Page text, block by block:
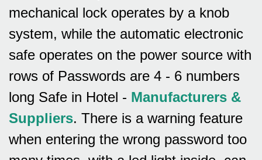
mechanical lock operates by a knob
system, while the automatic electronic
safe operates on the power source with
rows of Passwords are 4 - 6 numbers
long Safe in Hotel - Manufacturers &
Suppliers. There is a warning feature
when entering the wrong password too